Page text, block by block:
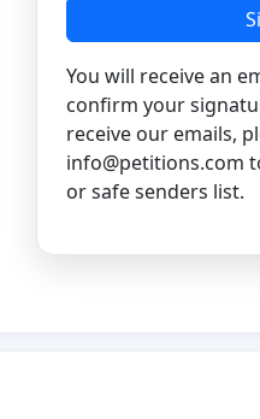
You will receive an
confirm your
receive our emails,
info@petitions.com
or safe senders list.